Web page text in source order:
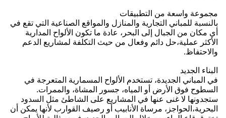
مجموعة واسعة من التطبيقات
بالنسبة للمباني التجارية والمنازل والمواقع الصناعية التي تقع في
أي مكان من الجبال إلى البحر، عادة ما تكون الألواح المدارية
الأكثر عملية،حل دائم وفعال من حيث التكلفة لمشاريع الدعم
والاحتفاظ.
البناء الجديد
في المباني الجديدة، تستخدم الألواح المسمارية المتعرجة في
السطوح فوق الأرض أو المياه، جسور المشاة، والممرات.
ستجدونها لا غنى عنها في المشاريع على الشاطئ مثل السدود
البحرية،الحواجز، مرساة الأنابيب أو رصيف القوارب لأنها يمكن أن